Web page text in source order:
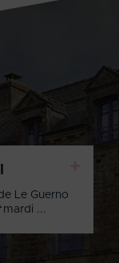
Le Guerno
...